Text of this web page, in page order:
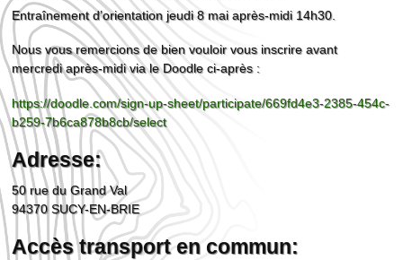
Entraînement d’orientation jeudi 8 mai après-midi 14h30.
Nous vous remercions de bien vouloir vous inscrire avant
mercredi après-midi via le Doodle ci-après :
https://doodle.com/sign-up-sheet/participate/669fd4e3-2385-454c-
b259-7b6ca878b8cb/select
Adresse:
50 rue du Grand Val
94370 SUCY-EN-BRIE
Accès transport en commun: